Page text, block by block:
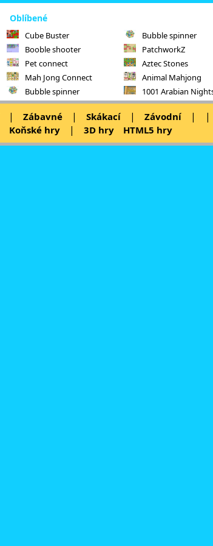
Oblíbené
Cube Buster
Booble shooter
Pet connect
Mah Jong Connect
Bubble spinner
Bubble spinner
PatchworkZ
Aztec Stones
Animal Mahjong
1001 Arabian
| Zábavné | Skákací | Závodní | |
Koňské hry | 3D hry HTML5 hry